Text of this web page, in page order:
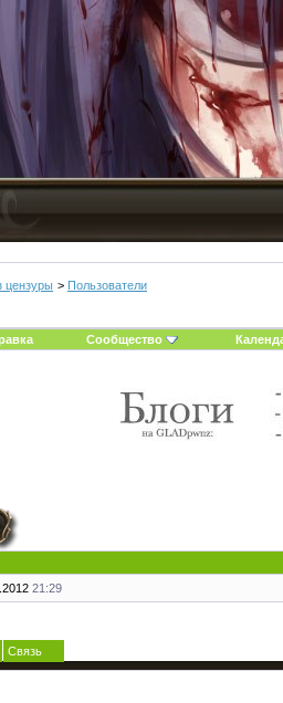
цензуры > Пользователи
Сообщество
21:29
Связь